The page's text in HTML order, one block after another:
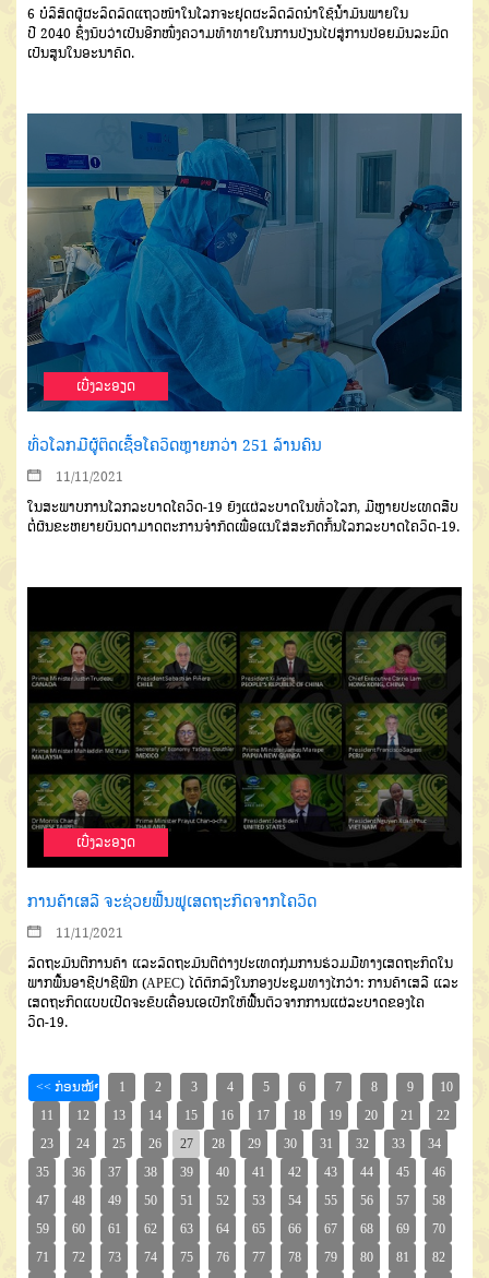
6 ບໍລິສັດຜູ້ຜະລິດລົດແຖວໜ້າໃນໂລກຈະຢຸດຜະລິດລົດນຳໃຊ້ນໍ້າມັນພາຍໃນ
ປີ 2040 ຊຶ່ງນັບວ່າເປັນອີກໜຶ່ງຄວາມທ້າທາຍໃນການປ່ຽນໄປສູ່ການປ່ອຍມົນລະມິດ
ເປັນສູນໃນອະນາຄົດ.
ເບີ່ງລະອຽດ
ທົ່ວໂລກມີຜູ້ຕິດເຊື້ອໂຄວິດຫຼາຍກວ່າ 251 ລ້ານຄົນ
11/11/2021
ໃນສະພາບການໂລກລະບາດໂຄວິດ-19 ຍັງແຜ່ລະບາດໃນທົ່ວໂລກ, ມີຫຼາຍປະເທດສືບ
ຕໍ່ຜັນຂະຫຍາຍບັນດາມາດຕະການຈຳກັດເພື່ອແນໃສ່ສະກັດກັ້ນໂລກລະບາດໂຄວິດ-19.
ເບີ່ງລະອຽດ
ການຄ້າເສລີ ຈະຊ່ວຍຟື້ນຟູເສດຖະກິດຈາກໂຄວິດ
11/11/2021
ລັດຖະມົນຕີການຄ້າ ແລະລັດຖະມົນຕີຕ່າງປະເທດກຸ່ມການຮ່ວມມືທາງເສດຖະກິດໃນ
ພາກພື້ນອາຊີປາຊີຟິກ (APEC) ໄດ້ຕົກລົງໃນກອງປະຊຸມທາງໄກວ່າ: ການຄ້າເສລີ ແລະ
ເສດຖະກິດແບບເປີດຈະຂັບເຄື່ອນເອເປັກໃຫ້ຟື້ນຕົວຈາກການແຜ່ລະບາດຂອງໂຄ
ວິດ-19.